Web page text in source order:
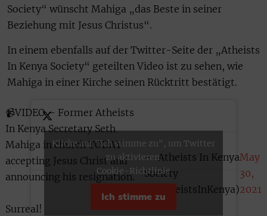
Society“ wünscht Mahiga „das Beste in seiner
Beziehung mit Jesus Christus“.
In einem ebenfalls auf der Twitter-Seite der „Atheists
In Kenya Society“ geteilten Video ist zu sehen, wie
Mahiga in einer Kirche seinen Rücktritt bestätigt.
📹VIDEO – Former Atheists
In Kenya Secretary Seth
Mahiga in church TODAY
accepting Jesus Christ and
announcing his resignation.
Surreal!
— Atheists In Kenya
Society
(@AtheistsInKenya)
May
30,
2021
Klicke auf "Ich stimme zu", um Twitter
zu aktivieren
Cookie-Richtlinie
Ich stimme zu